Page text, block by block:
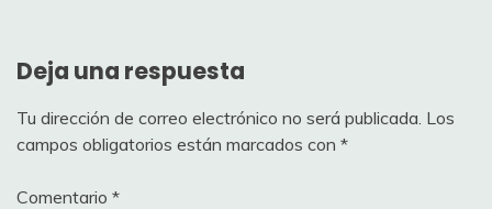
Deja una respuesta
Tu dirección de correo electrónico no será publicada. Los
campos obligatorios están marcados con *
Comentario *